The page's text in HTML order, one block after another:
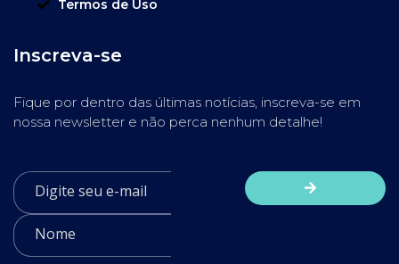
Termos de Uso
Inscreva-se
Fique por dentro das últimas notícias, inscreva-se em
nossa newsletter e não perca nenhum detalhe!